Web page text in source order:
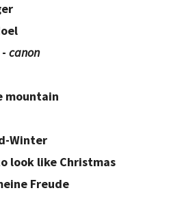
canon
mountain
Winter
look like Christmas
Freude